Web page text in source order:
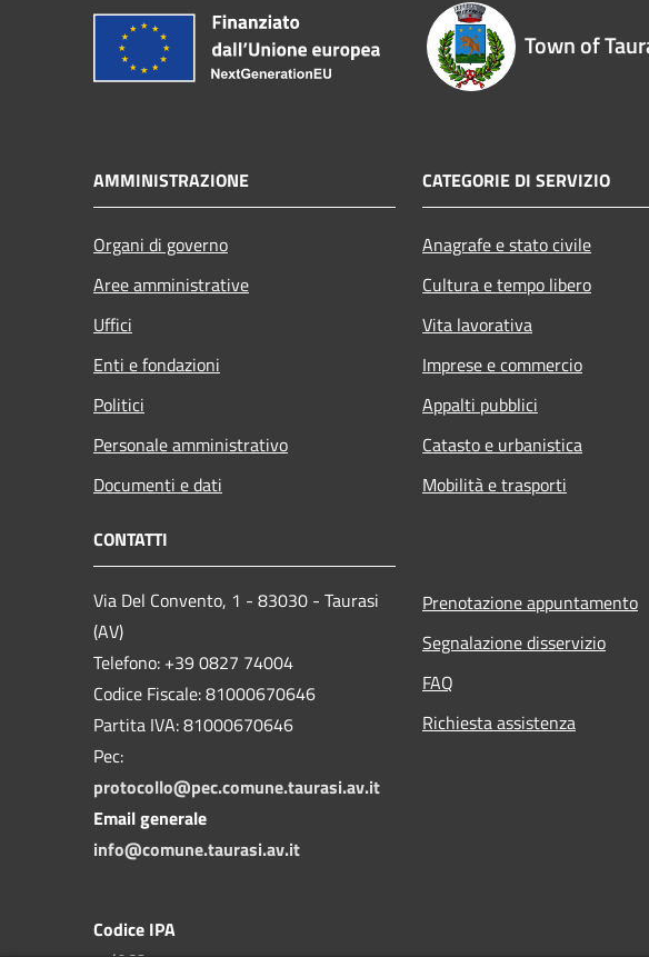
Town of
AMMINISTRAZIONE
Organi di governo
Aree amministrative
Uffici
Enti e fondazioni
Politici
Personale amministrativo
Documenti e dati
CATEGORIE DI SERVIZIO
Anagrafe e stato civile
Cultura e tempo libero
Vita lavorativa
Imprese e commercio
Appalti pubblici
Catasto e urbanistica
Mobilità e trasporti
CONTATTI
Via Del Convento, 1 - 83030 - Taurasi
(AV)
Telefono: +39 0827 74004
Codice Fiscale: 81000670646
Partita IVA: 81000670646
Pec:
protocollo@pec.comune.taurasi.av.it
Email generale
info@comune.taurasi.av.it
Codice IPA
Prenotazione appuntamento
Segnalazione disservizio
FAQ
Richiesta assistenza